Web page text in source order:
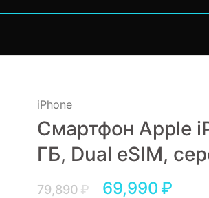
iPhone
Смартфон Apple
ГБ, Dual еSIM,
79,890₽ 69,990₽